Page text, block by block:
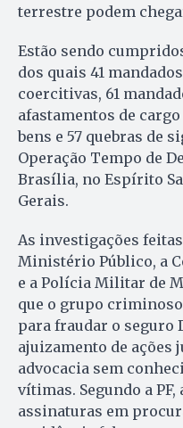
terrestre podem
Estão sendo
dos quais 41
coercitivas, 61
afastamentos de
bens e 57 quebras de
Operação Tempo de
Brasília, no Espírito
Gerais.
As investigações
Ministério Público, a
e a Polícia Militar de
que o grupo
para fraudar o seguro
ajuizamento de
advocacia sem
vítimas. Segundo a
assinaturas em